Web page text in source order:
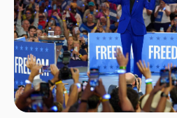
"해리스가 이슈에 대한 강력한 통제력을 보
이슈에 대해 잘 전달했다. 특히 트럼프의 심
분석했다. 여론조사 결과가 이를 반영한다.
이틀간 입소스와 공동으로 전국의 등록 유
최신 여론조사(오차범위 ±약 3%p)결과에
전 대통령에 5% 포인트 앞서는 것으로 나
지지율을 기록했고, 트럼프 대통령의 지지
리드폭이 지난달말 같은 기관의 조사 때보